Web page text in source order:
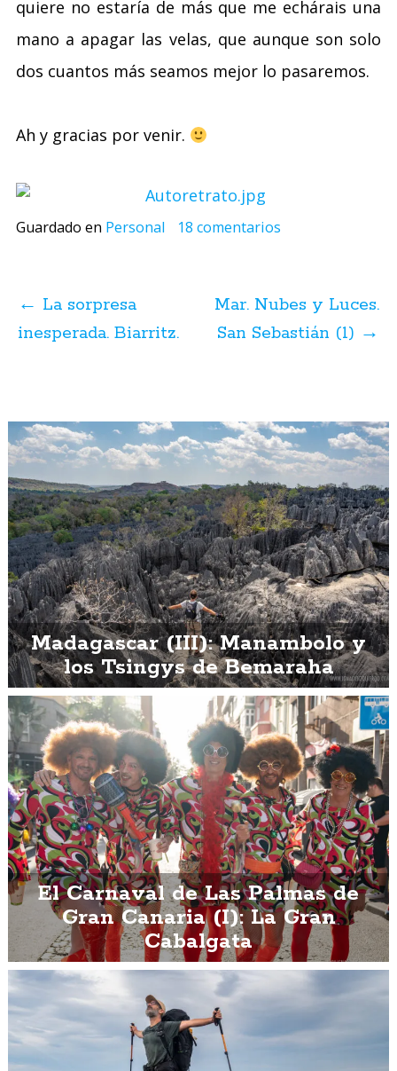
quiere no estaría de más que me echárais una
mano a apagar las velas, que aunque son solo
dos cuantos más seamos mejor lo pasaremos.
Ah y gracias por venir.
Guardado en Personal 18 comentarios
← La sorpresa
inesperada. Biarritz.
Mar. Nubes y Luces.
San Sebastián (1) →
Madagascar (III): Manambolo y
los Tsingys de Bemaraha
El Carnaval de Las Palmas de
Gran Canaria (I): La Gran
Cabalgata